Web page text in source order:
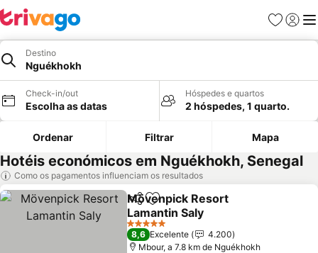
Favoritos
Iniciar
Destino
Nguékhokh
Check-in/out
Escolha as datas
Hóspedes e quartos
2 hóspedes, 1 quarto.
Ordenar Filtrar Mapa
Hotéis económicos em Nguékhokh, Senegal
Como os pagamentos influenciam os resultados
PartilharAdicionar aos favoritos
Mövenpick Resort
Lamantin Saly
5 Estrelas
8,6 Excelente
4.200
Mbour, a 7.8 km de Nguékhokh